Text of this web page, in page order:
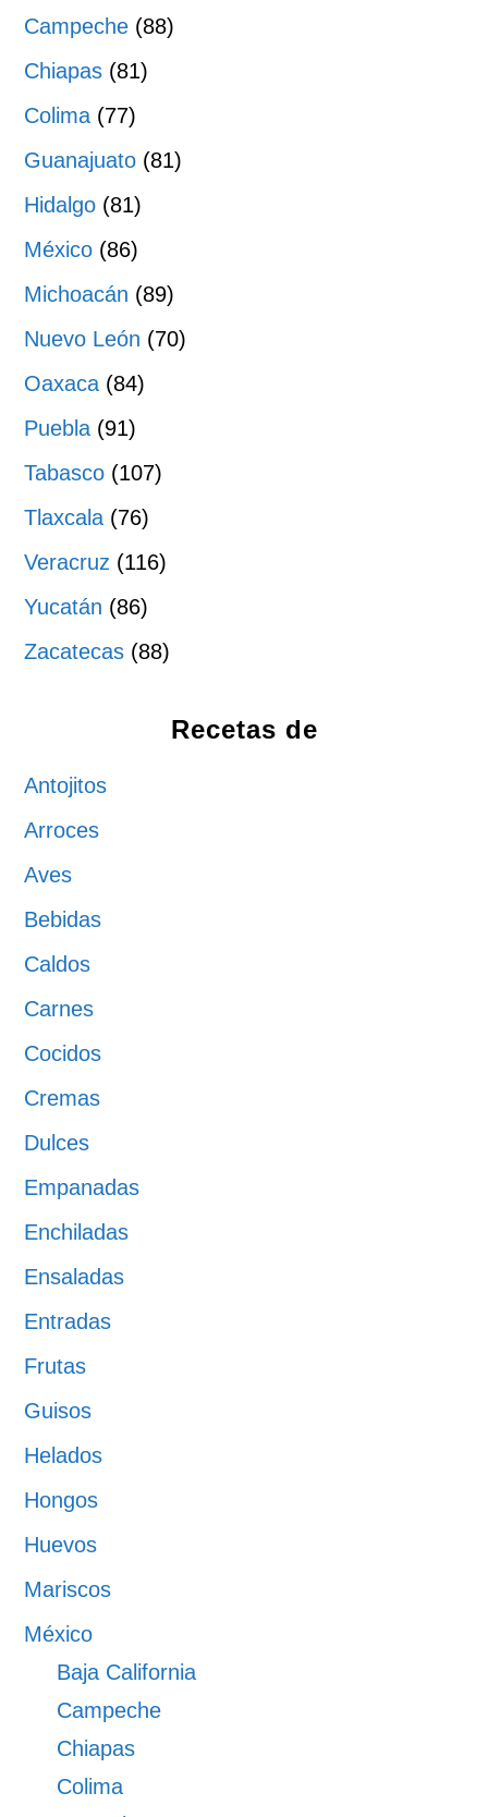
Campeche (88)
Chiapas (81)
Colima (77)
Guanajuato (81)
Hidalgo (81)
México (86)
Michoacán (89)
Nuevo León (70)
Oaxaca (84)
Puebla (91)
Tabasco (107)
Tlaxcala (76)
Veracruz (116)
Yucatán (86)
Zacatecas (88)
Recetas de
Antojitos
Arroces
Aves
Bebidas
Caldos
Carnes
Cocidos
Cremas
Dulces
Empanadas
Enchiladas
Ensaladas
Entradas
Frutas
Guisos
Helados
Hongos
Huevos
Mariscos
México
Baja California
Campeche
Chiapas
Colima